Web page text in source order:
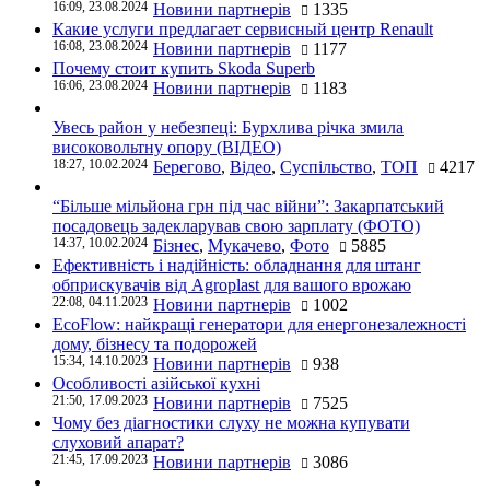
16:09, 23.08.2024 Новини партнерів
1335
Какие услуги предлагает сервисный центр Renault
16:08, 23.08.2024 Новини партнерів
1177
Почему стоит купить Skoda Superb
16:06, 23.08.2024 Новини партнерів 1183
Увесь район у небезпеці: Бурхлива річка змила
високовольтну опору (ВІДЕО)
18:27, 10.02.2024 Берегово, Відео, Суспільство, ТОП 4217
“Більше мільйона грн під час війни”: Закарпатський
посадовець задекларував свою зарплату (ФОТО)
14:37, 10.02.2024 Бізнес, Мукачево, Фото
5885
Ефективність і надійність: обладнання для штанг
обприскувачів від Agroplast для вашого врожаю
22:08, 04.11.2023 Новини партнерів
1002
EcoFlow: найкращі генератори для енергонезалежності
дому, бізнесу та подорожей
15:34, 14.10.2023 Новини партнерів
938
Особливості азійської кухні
21:50, 17.09.2023 Новини партнерів
7525
Чому без діагностики слуху не можна купувати
слуховий апарат?
21:45, 17.09.2023 Новини партнерів 3086